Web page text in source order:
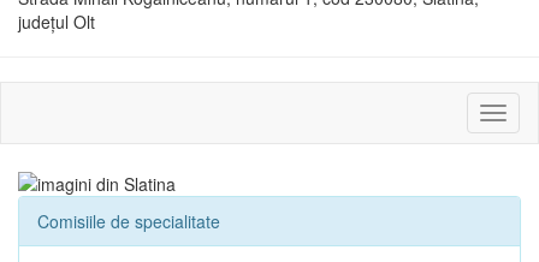
județul Olt
sau
Comisiile de specialitate